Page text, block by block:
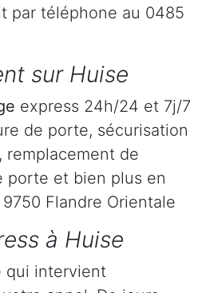
par téléphone au 0485
sur Huise
express 24h/24 et 7j/7
de porte, sécurisation
de
porte et bien plus en
Flandre Orientale
à Huise
qui intervient